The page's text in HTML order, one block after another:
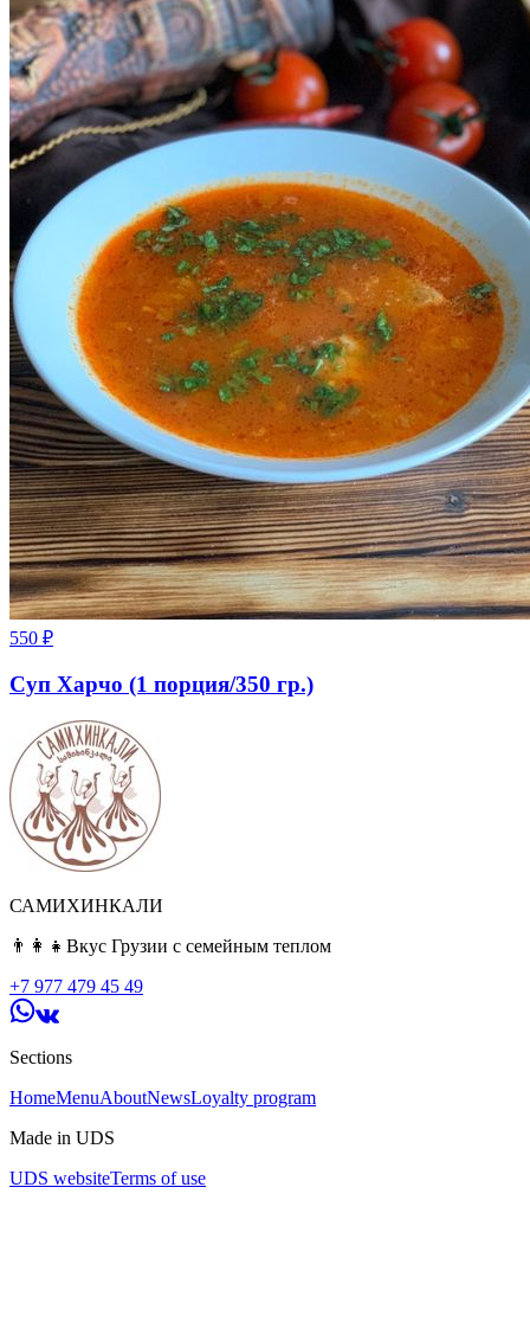
550 ₽
Суп Харчо (1 порция/350 гр.)
САМИХИНКАЛИ
👨‍👩‍👧Вкус Грузии с семейным теплом
+7 977 479 45 49
Sections
HomeMenuAboutNewsLoyalty program
Made in UDS
UDS websiteTerms of use